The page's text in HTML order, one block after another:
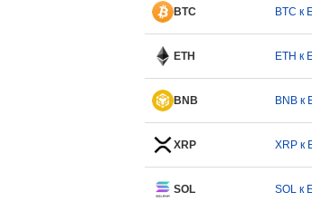
BTC BTC к
ETH ETH к
BNB BNB к
XRP XRP к
SOL SOL к